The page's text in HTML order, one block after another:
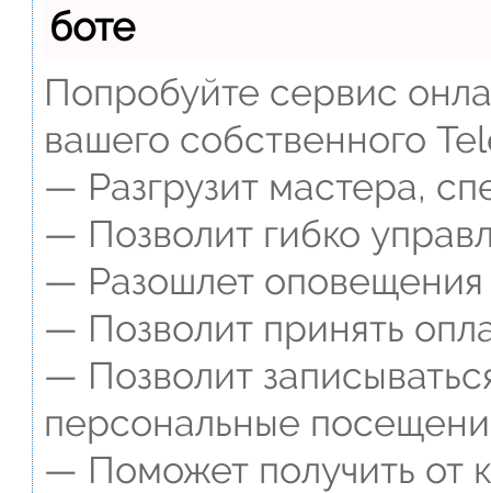
боте
Попробуйте сервис
вашего собственного
— Разгрузит мастера,
— Позволит гибко
— Разошлет оповещения
— Позволит принять
— Позволит
персональные
— Поможет получить от